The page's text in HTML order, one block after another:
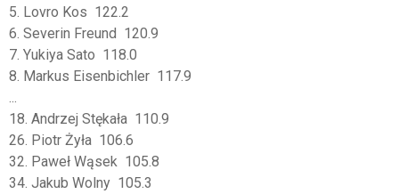
5. Lovro Kos 122.2
6. Severin Freund 120.9
7. Yukiya Sato 118.0
8. Markus Eisenbichler 117.9
18. Andrzej Stękała 110.9
26. Piotr Żyła 106.6
32. Paweł Wąsek 105.8
34. Jakub Wolny 105.3